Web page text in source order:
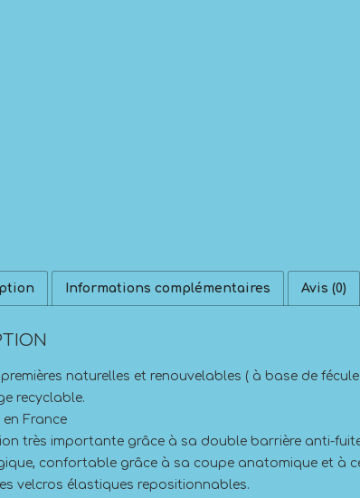
Informations complémentaires Avis (0)
naturelles et renouvelables ( à base de
recyclable.
France
très importante grâce à sa double barrière anti-
confortable grâce à sa coupe anatomique et à
velcros élastiques repositionnables.